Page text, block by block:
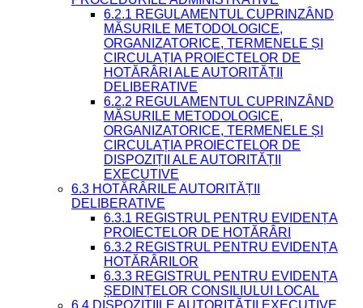
6.2.1 REGULAMENTUL CUPRINZÂND
MĂSURILE METODOLOGICE,
ORGANIZATORICE, TERMENELE ȘI
CIRCULAȚIA PROIECTELOR DE
HOTĂRÂRI ALE AUTORITĂȚII
DELIBERATIVE
6.2.2 REGULAMENTUL CUPRINZÂND
MĂSURILE METODOLOGICE,
ORGANIZATORICE, TERMENELE ȘI
CIRCULAȚIA PROIECTELOR DE
DISPOZIȚII ALE AUTORITĂȚII
EXECUTIVE
6.3 HOTĂRÂRILE AUTORITĂȚII
DELIBERATIVE
6.3.1 REGISTRUL PENTRU EVIDENȚA
PROIECTELOR DE HOTĂRÂRI
6.3.2 REGISTRUL PENTRU EVIDENȚA
HOTĂRÂRILOR
6.3.3 REGISTRUL PENTRU EVIDENȚA
ȘEDINȚELOR CONSILIULUI LOCAL